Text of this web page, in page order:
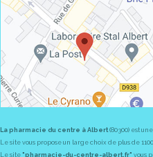
La pharmacie du centre à Albert(80300) est
Le site vous propose un large choix de plus de
Le site "pharmacie-du-centre-albert.fr" vous